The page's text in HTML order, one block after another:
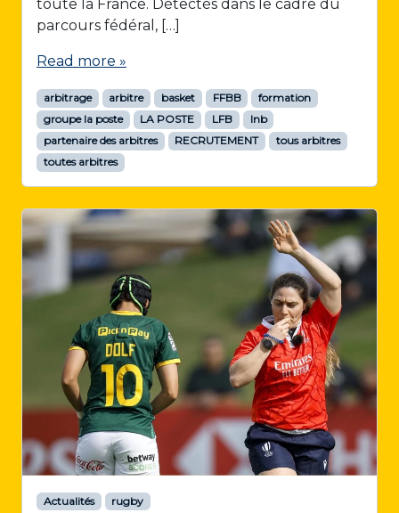
toute la France. Détectés dans le cadre du
parcours fédéral, […]
Read more »
arbitrage arbitre basket FFBB
formation
groupe la poste
LA POSTE LFB
lnb
partenaire des arbitres
RECRUTEMENT
tous arbitres
toutes arbitres
Actualités rugby